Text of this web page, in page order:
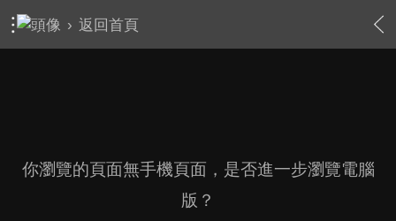
› 返回首頁
你瀏覽的頁面無手機頁面，是否進一步瀏覽電腦
版？